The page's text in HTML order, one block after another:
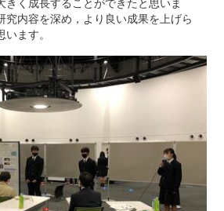
究内容を深め，より良い成果を上げら
ます。